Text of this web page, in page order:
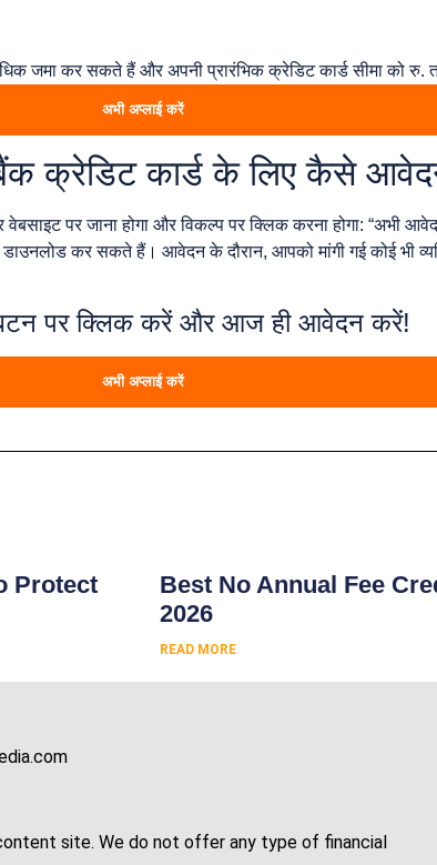
जमा कर सकते हैं और अपनी प्रारंभिक क्रेडिट कार्ड सीमा को
अभी अप्लाई करें
बैंक क्रेडिट कार्ड के लिए कैसे
पर जाना होगा और विकल्प पर क्लिक करना होगा: “अभी
कर सकते हैं। आवेदन के दौरान, आपको मांगी गई कोई भी
बटन पर क्लिक करें और आज ही आवेदन करें!
अभी अप्लाई करें
Protect
Best No Annual Fee
2026
READ MORE
site. We do not offer any type of financial